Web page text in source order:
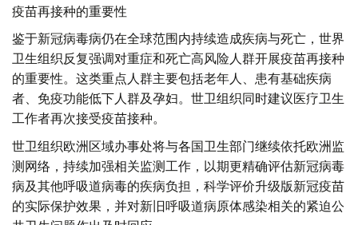
疫苗再接种的重要性
鉴于新冠病毒病仍在全球范围内持续造成疾病与死亡，世界
卫生组织反复强调对重症和死亡高风险人群开展疫苗再接种
的重要性。这类重点人群主要包括老年人、患有基础疾病
者、免疫功能低下人群及孕妇。世卫组织同时建议医疗卫生
工作者再次接受疫苗接种。
世卫组织欧洲区域办事处将与各国卫生部门继续依托欧洲监
测网络，持续加强相关监测工作，以期更精确评估新冠病毒
病及其他呼吸道病毒的疾病负担，科学评价升级版新冠疫苗
的实际保护效果，并对新旧呼吸道病原体感染相关的紧迫公